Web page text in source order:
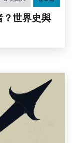
？世界史與